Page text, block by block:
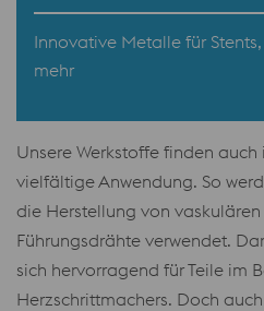
Innovative Metalle für
mehr
Unsere Werkstoffe finden
vielfältige Anwendung. So
die Herstellung von
Führungsdrähte verwendet.
sich hervorragend für Teile im
Herzschrittmachers. Doch